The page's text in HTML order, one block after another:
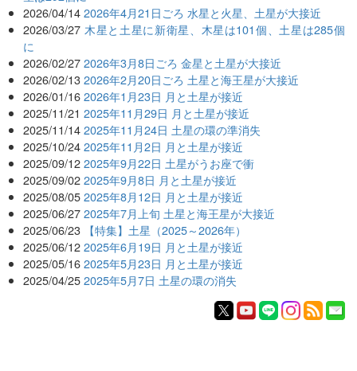
2026/04/14 2026年4月21日ごろ 水星と火星、土星が大接近
2026/03/27 木星と土星に新衛星、木星は101個、土星は285個
に
2026/02/27 2026年3月8日ごろ 金星と土星が大接近
2026/02/13 2026年2月20日ごろ 土星と海王星が大接近
2026/01/16 2026年1月23日 月と土星が接近
2025/11/21 2025年11月29日 月と土星が接近
2025/11/14 2025年11月24日 土星の環の準消失
2025/10/24 2025年11月2日 月と土星が接近
2025/09/12 2025年9月22日 土星がうお座で衝
2025/09/02 2025年9月8日 月と土星が接近
2025/08/05 2025年8月12日 月と土星が接近
2025/06/27 2025年7月上旬 土星と海王星が大接近
2025/06/23 【特集】土星（2025～2026年）
2025/06/12 2025年6月19日 月と土星が接近
2025/05/16 2025年5月23日 月と土星が接近
2025/04/25 2025年5月7日 土星の環の消失